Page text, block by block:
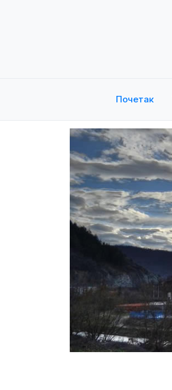
Почетак